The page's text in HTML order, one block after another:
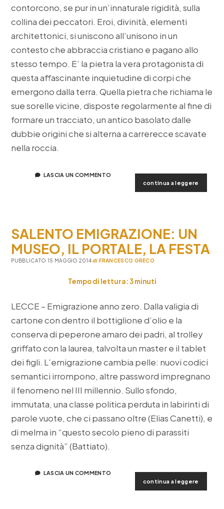
contorcono, se pur in un’innaturale rigidità, sulla
collina dei peccatori. Eroi, divinità, elementi
architettonici, si uniscono all’unisono in un
contesto che abbraccia cristiano e pagano allo
stesso tempo. E’ la pietra la vera protagonista di
questa affascinante inquietudine di corpi che
emergono dalla terra. Quella pietra che richiama le
sue sorelle vicine, disposte regolarmente al fine di
formare un tracciato, un antico basolato dalle
dubbie origini che si alterna a carrerecce scavate
nella roccia.
continua a leggere
LASCIA UN COMMENTO
SALENTO EMIGRAZIONE: UN
MUSEO, IL PORTALE, LA FESTA
PUBBLICATO 15 MAGGIO 2014di FRANCESCO GRECO
Tempo di lettura:3 minuti
LECCE – Emigrazione anno zero. Dalla valigia di
cartone con dentro il bottiglione d’olio e la
conserva di peperone amaro dei padri, al trolley
griffato con la laurea, talvolta un master e il tablet
dei figli. L’emigrazione cambia pelle: nuovi codici
semantici irrompono, altre password impregnano
il fenomeno nel III millennio. Sullo sfondo,
immutata, una classe politica perduta in labirinti di
parole vuote, che ci passano oltre (Elias Canetti), e
di melma in “questo secolo pieno di parassiti
senza dignità” (Battiato).
continua a leggere
LASCIA UN COMMENTO